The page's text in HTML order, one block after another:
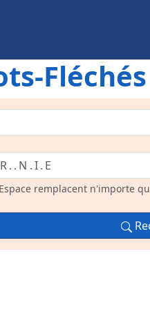
remplacent n'importe